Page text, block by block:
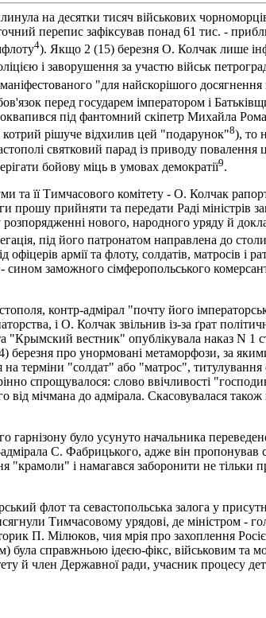
на десятки тисяч військових
перепис зафіксував понад 61 тис. -
4). Якщо 2 (15) березня О. Колчак лише
і заворушення за участю військ
"для найскорішого
перед государем імператором і
під фантомний скіпетр Михайла
котрий рішуче відхилив цей "подарунок"8), то
святковий парад із приводу повалення
бойову міць в умовах демократії9.
та її Тимчасового комітету - О. Колчак
прошу прийняти та передати Раді міністрів
нового, народного уряду й
під його патронатом направлена до
офіцерів армії та флоту, солдатів, матросів
заможного сімферопольського
контр-адмірал "почту його
і О. Колчак звільнив із-за ґрат
"Крымский вестник" опублікувала наказ N 1
березня про унормовані метаморфози, за
терміни "солдат" або "матрос", титулування
спрощувалося: слово ввічливості
від мічмана до адмірала. Скасовувалася
гарнізону було усунуто начальника
С. Фабрицького, адже він пропонував
"крамоли" і намагався заборонити не тільки
флот та севастопольська залога у
Тимчасовому урядові, де міністром -
П. Мілюков, чия мрія про захоплення
була справжньою ідеєю-фікс, військовим та
й член Державної ради, учасник процесу